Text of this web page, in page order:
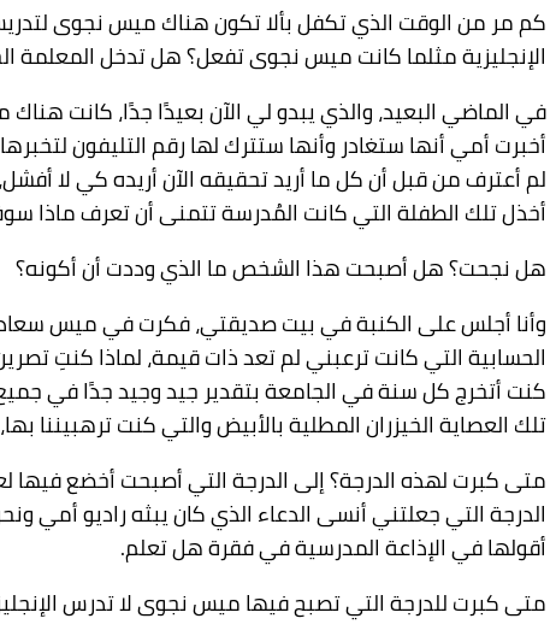
كم مر من الوقت الذي تكفل بألا تكون هناك ميس نجوى
الإنجليزية مثلما كانت ميس نجوى تفعل؟ هل تدخل المعلمة
في الماضي البعيد، والذي يبدو لي الآن بعيدًا جدًا، كانت
أخبرت أمي أنها ستغادر وأنها ستترك لها رقم التليفون
لم أعترف من قبل أن كل ما أريد تحقيقه الآن أريده كي لا
أخذل تلك الطفلة التي كانت المُدرسة تتمنى أن تعرف ماذا
هل نجحت؟ هل أصبحت هذا الشخص ما الذي وددت أن أكونه؟
وأنا أجلس على الكنبة في بيت صديقتي، فكرت في ميس
الحسابية التي كانت ترعبني لم تعد ذات قيمة، لماذا كنتِ
كنت أتخرج كل سنة في الجامعة بتقدير جيد وجيد جدًا في
تلك العصاية الخيزران المطلية بالأبيض والتي كنت ترهبيننا
متى كبرت لهذه الدرجة؟ إلى الدرجة التي أصبحت أخضع
الدرجة التي جعلتني أنسى الدعاء الذي كان يبثه راديو أمي
أقولها في الإذاعة المدرسية في فقرة هل تعلم.
متى كبرت للدرجة التي تصبح فيها ميس نجوى لا تدرس